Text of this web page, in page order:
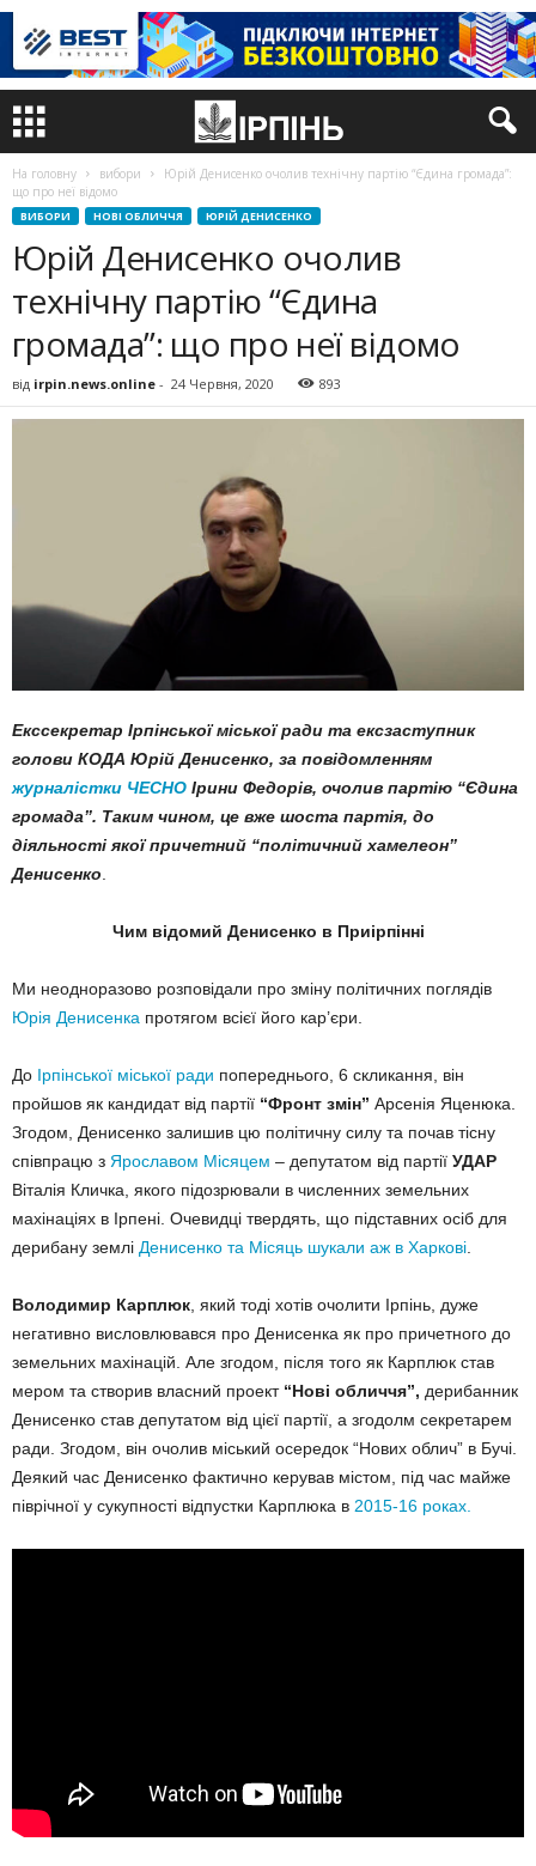
На головну вибори
Юрій Денисенко очолив технічну партію “Єдина громада”:
що про неї відомо
ВИБОРИ НОВІ ОБЛИЧЧЯ ЮРІЙ ДЕНИСЕНКО
Юрій Денисенко очолив
технічну партію “Єдина
громада”: що про неї відомо
від irpin.news.online - 24 Червня, 2020 893
Екссекретар Ірпінської міської ради та ексзаступник
голови КОДА Юрій Денисенко, за повідомленням
журналістки ЧЕСНО Ірини Федорів, очолив партію “Єдина
громада”. Таким чином, це вже шоста партія, до
діяльності якої причетний “політичний хамелеон”
Денисенко.
Чим відомий Денисенко в Приірпінні
Ми неодноразово розповідали про зміну політичних поглядів
Юрія Денисенка протягом всієї його кар’єри.
До Ірпінської міської ради попереднього, 6 скликання, він
пройшов як кандидат від партії “Фронт змін” Арсенія Яценюка.
Згодом, Денисенко залишив цю політичну силу та почав тісну
співпрацю з Ярославом Місяцем – депутатом від партії УДАР
Віталія Кличка, якого підозрювали в численних земельних
махінаціях в Ірпені. Очевидці твердять, що підставних осіб для
дерибану землі Денисенко та Місяць шукали аж в Харкові.
Володимир Карплюк, який тоді хотів очолити Ірпінь, дуже
негативно висловлювався про Денисенка як про причетного до
земельних махінацій. Але згодом, після того як Карплюк став
мером та створив власний проект “Нові обличчя”, дерибанник
Денисенко став депутатом від цієї партії, а згодолм секретарем
ради. Згодом, він очолив міський осередок “Нових облич” в Бучі.
Деякий час Денисенко фактично керував містом, під час майже
піврічної у сукупності відпустки Карплюка в 2015-16 роках.